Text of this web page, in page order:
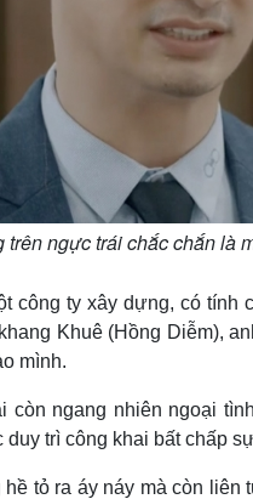
trên ngực trái chắc chắn là
công ty xây dựng, có
Khuê (Hồng Diễm),
mình.
còn ngang nhiên ngoại
trì công khai bất chấp
hề tỏ ra áy náy mà còn